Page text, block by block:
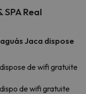
Real
Jaca dispose
de wifi gratuite
de wifi gratuite